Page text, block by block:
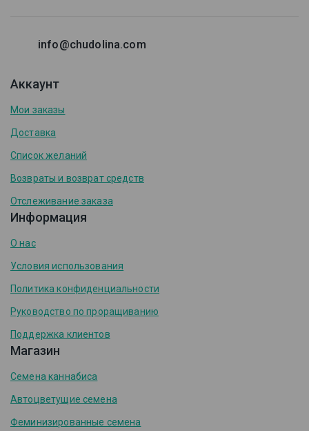
info@chudolina.com
Аккаунт
Мои заказы
Доставка
Список желаний
Возвраты и возврат средств
Отслеживание заказа
Информация
О нас
Условия использования
Политика конфиденциальности
Руководство по проращиванию
Поддержка клиентов
Магазин
Семена каннабиса
Автоцветущие семена
Феминизированные семена